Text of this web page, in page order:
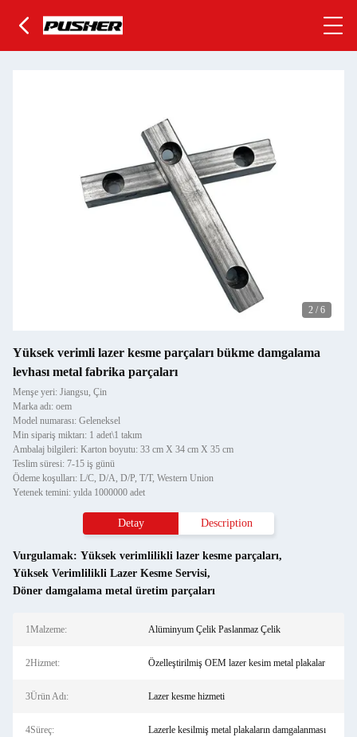
2 / 6
Yüksek verimli lazer kesme parçaları bükme damgalama
levhası metal fabrika parçaları
Menşe yeri: Jiangsu, Çin
Marka adı: oem
Model numarası: Geleneksel
Min sipariş miktarı: 1 adet\1 takım
Ambalaj bilgileri: Karton boyutu: 33 cm X 34 cm X 35 cm
Teslim süresi: 7-15 iş günü
Ödeme koşulları: L/C, D/A, D/P, T/T, Western Union
Yetenek temini: yılda 1000000 adet
Detay Description
Vurgulamak: Yüksek verimlilikli lazer kesme parçaları,
Yüksek Verimlilikli Lazer Kesme Servisi,
Döner damgalama metal üretim parçaları
1Malzeme: Alüminyum Çelik Paslanmaz Çelik
2Hizmet: Özelleştirilmiş OEM lazer kesim metal plakalar
3Ürün Adı: Lazer kesme hizmeti
4Süreç: Lazerle kesilmiş metal plakaların damgalanması